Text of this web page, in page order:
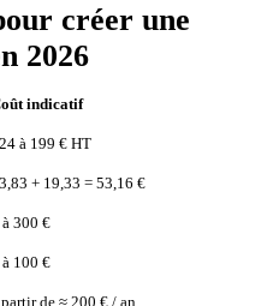
créer une
2026
indicatif
à 199 € HT
+ 19,33 = 53,16 €
300 €
100 €